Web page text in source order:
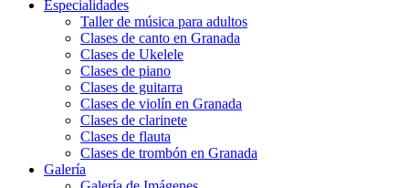
Especialidades
Taller de música para adultos
Clases de canto en Granada
Clases de Ukelele
Clases de piano
Clases de guitarra
Clases de violín en Granada
Clases de clarinete
Clases de flauta
Clases de trombón en Granada
Galería